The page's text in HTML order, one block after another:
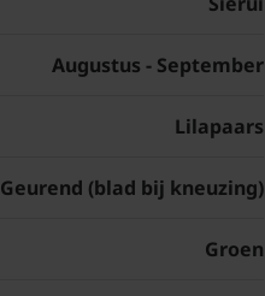
Augustus - September
Lilapaars
Geurend (blad bij kneuzing)
Groen